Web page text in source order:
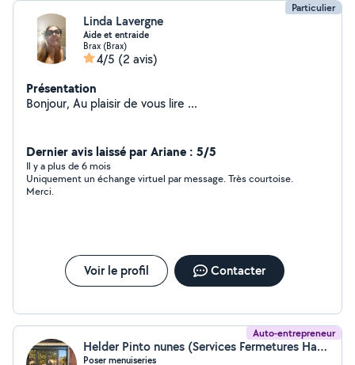
Particulier
Linda Lavergne
Aide et entraide
Brax (Brax)
4/5 (2 avis)
Présentation
Bonjour, Au plaisir de vous lire ...
Dernier avis laissé par Ariane : 5/5
Il y a plus de 6 mois
Uniquement un échange virtuel par message. Très courtoise.
Merci.
Voir le profil Contacter
Auto-entrepreneur
Helder Pinto nunes (Services Fermetures Habitat)
Poser menuiseries